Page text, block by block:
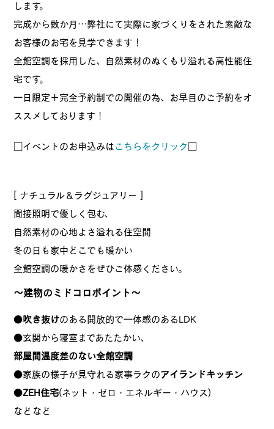
します。
完成から数か月…弊社にて実際に家づくりをされた素敵な
お客様のお宅を見学できます！
全館空調を採用した、自然素材のぬくもり溢れる高性能住
宅です。
一日限定＋完全予約制での開催の為、お早目のご予約をオ
ススメしております！
□イベントのお申込みは こちらをクリック
[ ナチュラル＆ラグジュアリー ]
間接照明で優しく包む、
自然素材の心地よさ溢れる住空間
冬の日も家中どこでも暖かい
全館空調の暖かさをぜひご体感ください。
～建物のミドコロポイント～
● 吹き抜けのある開放的で一体感のあるLDK
●玄関から寝室まであたたかい、
部屋間温度差のない全館空調
●家族の様子が見守れる家事ラクのアイランドキッチン
●ZEH住宅(ネット・ゼロ・エネルギー・ハウス)
などなど